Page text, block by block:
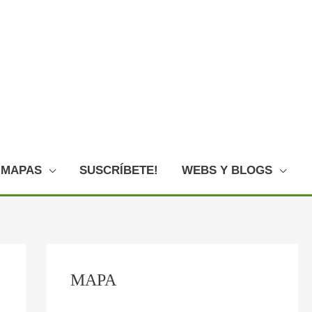
MAPAS SUSCRÍBETE! WEBS Y BLOGS
MAPA
o